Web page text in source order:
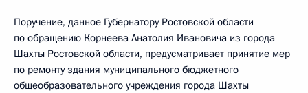
Поручение, данное Губернатору Ростовской области
по обращению Корнеева Анатолия Ивановича из города
Шахты Ростовской области, предусматривает принятие мер
по ремонту здания муниципального бюджетного
общеобразовательного учреждения города Шахты